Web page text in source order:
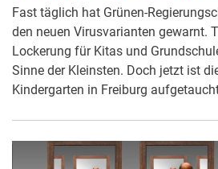
Fast täglich hat Grünen-
den neuen Virusvarianten gewarnt.
Lockerung für Kitas und
Sinne der Kleinsten. Doch jetzt ist
Kindergarten in Freiburg